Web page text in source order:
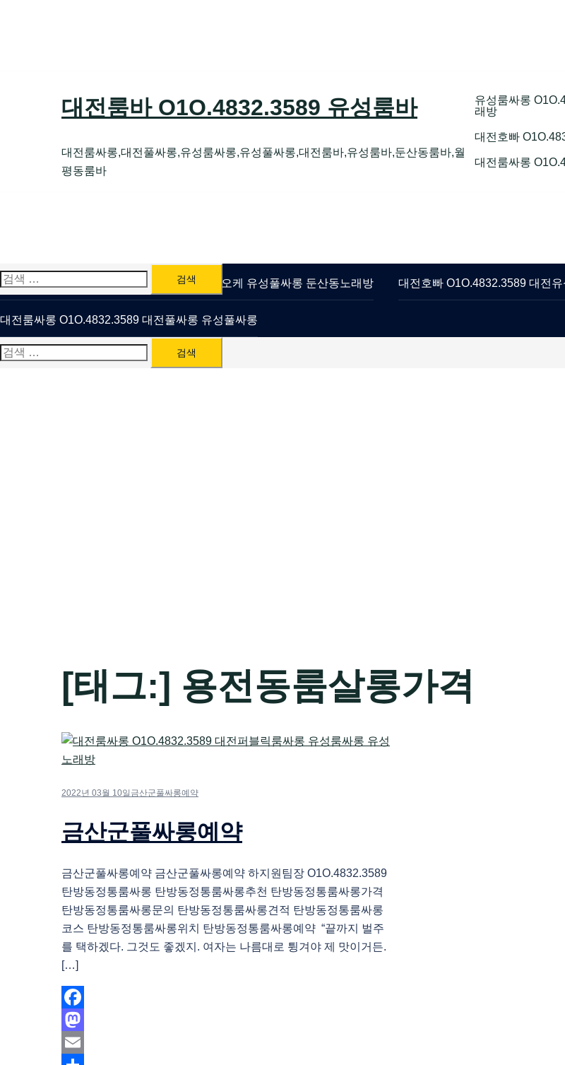
대전룸바 O1O.4832.3589 유성룸바
대전룸싸롱,대전풀싸롱,유성룸싸롱,유성풀싸롱,대전룸바,유성룸바,둔산동룸바,월
평동룸바
유성룸싸롱
래방
대전호빠
대전룸싸롱
검
색:
유성룸싸롱 O1O.4832.3589 대전퍼블릭가라오케 유성풀싸롱 둔산동노래방 대전호빠 O1O.4832.3589 대전
대전룸싸롱 O1O.4832.3589 대전풀싸롱 유성풀싸롱
검
[태그:] 용전동룸살롱가격
2022년 03월 10일 금산군풀싸롱예약
금산군풀싸롱예약
금산군풀싸롱예약 금산군풀싸롱예약 하지원팀장 O1O.4832.3589
탄방동정통룸싸롱 탄방동정통룸싸롱추천 탄방동정통룸싸롱가격
탄방동정통룸싸롱문의 탄방동정통룸싸롱견적 탄방동정통룸싸롱
코스 탄방동정통룸싸롱위치 탄방동정통룸싸롱예약 “끝까지 벌주
를 택하겠다. 그것도 좋겠지. 여자는 나름대로 튕겨야 제 맛이거든.
[…]
Facebook
Mastodon